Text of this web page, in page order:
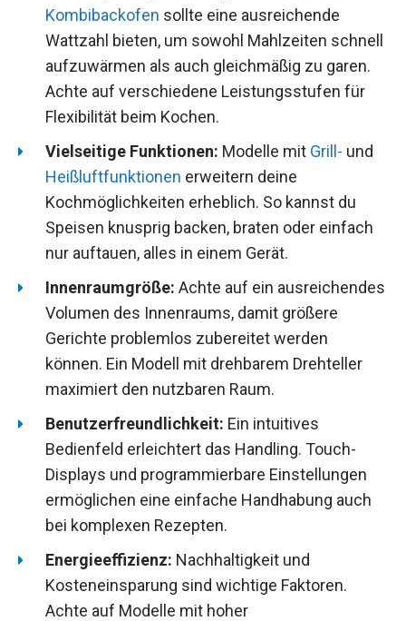
Kombibackofen sollte eine ausreichende
Wattzahl bieten, um sowohl Mahlzeiten schnell
aufzuwärmen als auch gleichmäßig zu garen.
Achte auf verschiedene Leistungsstufen für
Flexibilität beim Kochen.
Vielseitige Funktionen: Modelle mit Grill- und
Heißluftfunktionen erweitern deine
Kochmöglichkeiten erheblich. So kannst du
Speisen knusprig backen, braten oder einfach
nur auftauen, alles in einem Gerät.
Innenraumgröße: Achte auf ein ausreichendes
Volumen des Innenraums, damit größere
Gerichte problemlos zubereitet werden
können. Ein Modell mit drehbarem Drehteller
maximiert den nutzbaren Raum.
Benutzerfreundlichkeit: Ein intuitives
Bedienfeld erleichtert das Handling. Touch-
Displays und programmierbare Einstellungen
ermöglichen eine einfache Handhabung auch
bei komplexen Rezepten.
Energieeffizienz: Nachhaltigkeit und
Kosteneinsparung sind wichtige Faktoren.
Achte auf Modelle mit hoher